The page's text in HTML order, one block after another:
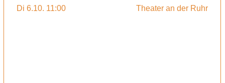
Di 6.10. 11:00 Theater an der Ruhr